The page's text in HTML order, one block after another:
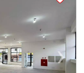
›Next